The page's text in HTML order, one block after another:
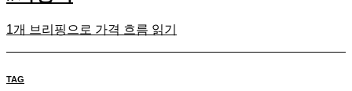
1개 브리핑으로 가격 흐름 읽기
TAG